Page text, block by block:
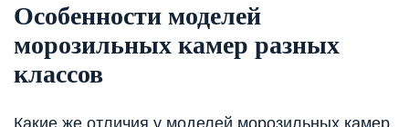
Особенности моделей
морозильных камер разных
классов
Какие же отличия у моделей морозильных камер,